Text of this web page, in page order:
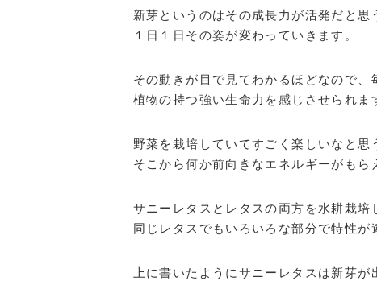
新芽というのはその成長力が活発だと思
１日１日その姿が変わっていきます。
その動きが目で見てわかるほどなので、
植物の持つ強い生命力を感じさせられま
野菜を栽培していてすごく楽しいなと思
そこから何か前向きなエネルギーがもら
サニーレタスとレタスの両方を水耕栽培
同じレタスでもいろいろな部分で特性が
上に書いたようにサニーレタスは新芽が